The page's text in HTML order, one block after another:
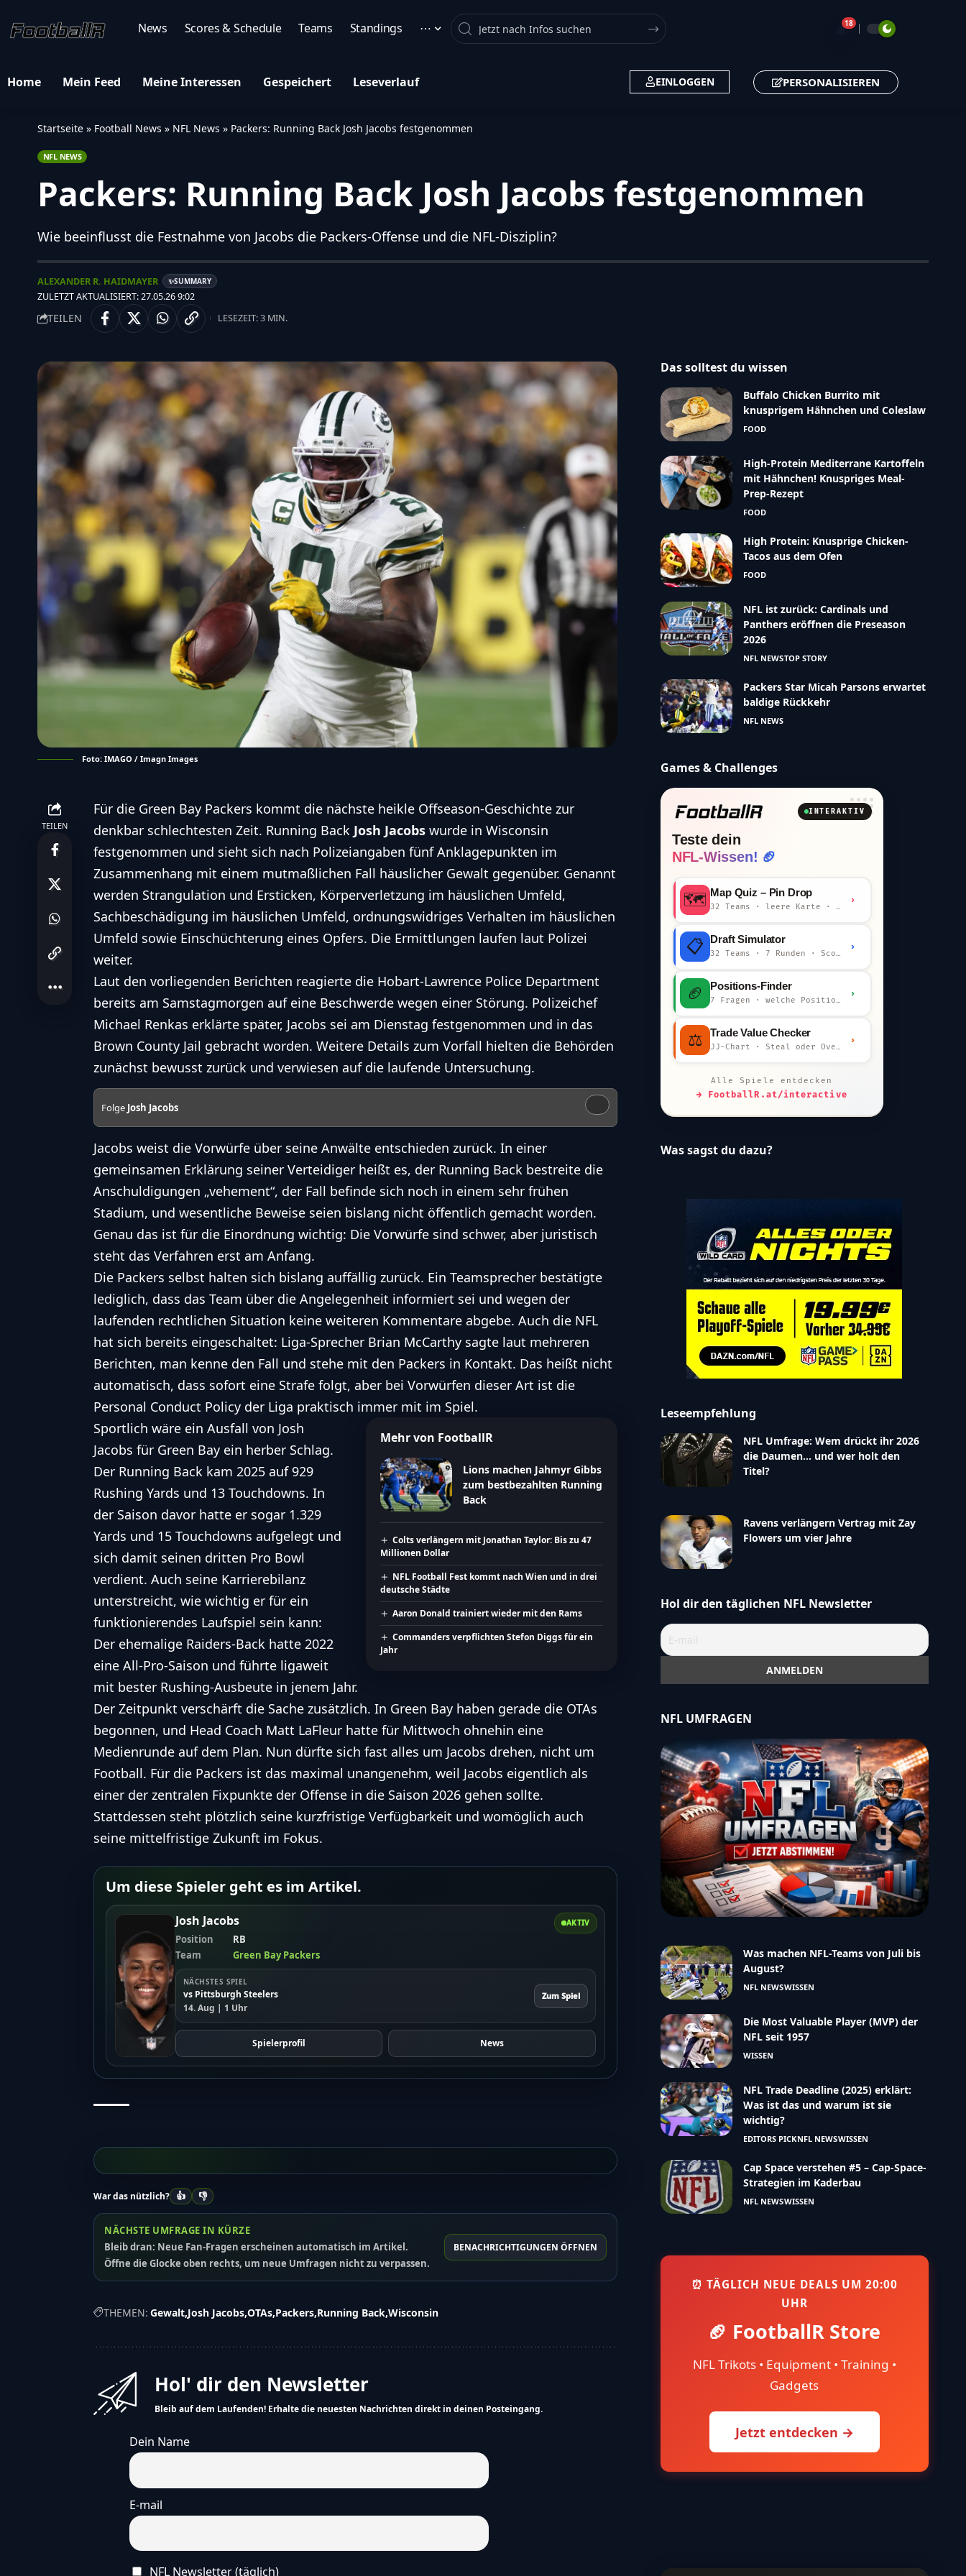
News Scores & Schedule Teams Standings ⋯ Search 🔔18
Home Mein Feed Meine Interessen Gespeichert Leseverlauf EINLOGGEN PERSONALISIEREN
Startseite » Football News » NFL News » Packers: Running Back Josh Jacobs festgenommen
NFL NEWS
Packers: Running Back Josh Jacobs festgenommen
Wie beeinflusst die Festnahme von Jacobs die Packers-Offense und die NFL-Disziplin?
ZULETZT AKTUALISIERT: 27.05.26 9:02
ALEXANDER R. HAIDMAYER ✨SUMMARY
TEILEN LESEZEIT: 3 MIN.
Foto: IMAGO / Imagn Images
TEILEN
Für die Green Bay Packers kommt die nächste heikle Offseason-Geschichte zur
denkbar schlechtesten Zeit. Running Back Josh Jacobs wurde in Wisconsin
festgenommen und sieht sich nach Polizeiangaben fünf Anklagepunkten im
Zusammenhang mit einem mutmaßlichen Fall häuslicher Gewalt gegenüber. Genannt
werden Strangulation und Ersticken, Körperverletzung im häuslichen Umfeld,
Sachbeschädigung im häuslichen Umfeld, ordnungswidriges Verhalten im häuslichen
Umfeld sowie Einschüchterung eines Opfers. Die Ermittlungen laufen laut Polizei
weiter.
Laut den vorliegenden Berichten reagierte die Hobart-Lawrence Police Department
bereits am Samstagmorgen auf eine Beschwerde wegen einer Störung. Polizeichef
Michael Renkas erklärte später, Jacobs sei am Dienstag festgenommen und in das
Brown County Jail gebracht worden. Weitere Details zum Vorfall hielten die Behörden
zunächst bewusst zurück und verwiesen auf die laufende Untersuchung.
Folge Josh Jacobs
Jacobs weist die Vorwürfe über seine Anwälte entschieden zurück. In einer
gemeinsamen Erklärung seiner Verteidiger heißt es, der Running Back bestreite die
Anschuldigungen „vehement“, der Fall befinde sich noch in einem sehr frühen
Stadium, und wesentliche Beweise seien bislang nicht öffentlich gemacht worden.
Genau das ist für die Einordnung wichtig: Die Vorwürfe sind schwer, aber juristisch
steht das Verfahren erst am Anfang.
Die Packers selbst halten sich bislang auffällig zurück. Ein Teamsprecher bestätigte
lediglich, dass das Team über die Angelegenheit informiert sei und wegen der
laufenden rechtlichen Situation keine weiteren Kommentare abgebe. Auch die NFL
hat sich bereits eingeschaltet: Liga-Sprecher Brian McCarthy sagte laut mehreren
Berichten, man kenne den Fall und stehe mit den Packers in Kontakt. Das heißt nicht
automatisch, dass sofort eine Strafe folgt, aber bei Vorwürfen dieser Art ist die
Personal Conduct Policy der Liga praktisch immer mit im Spiel.
Mehr von FootballR
Lions machen Jahmyr Gibbs
zum bestbezahlten Running
Back
Colts verlängern mit Jonathan Taylor: Bis zu 47
Millionen Dollar
NFL Football Fest kommt nach Wien und in drei
deutsche Städte
Aaron Donald trainiert wieder mit den Rams
Commanders verpflichten Stefon Diggs für ein
Jahr
Sportlich wäre ein Ausfall von Josh
Jacobs für Green Bay ein herber Schlag.
Der Running Back kam 2025 auf 929
Rushing Yards und 13 Touchdowns. In
der Saison davor hatte er sogar 1.329
Yards und 15 Touchdowns aufgelegt und
sich damit seinen dritten Pro Bowl
verdient. Auch seine Karrierebilanz
unterstreicht, wie wichtig er für ein
funktionierendes Laufspiel sein kann:
Der ehemalige Raiders-Back hatte 2022
eine All-Pro-Saison und führte ligaweit
mit bester Rushing-Ausbeute in jenem Jahr.
Der Zeitpunkt verschärft die Sache zusätzlich. In Green Bay haben gerade die OTAs
begonnen, und Head Coach Matt LaFleur hatte für Mittwoch ohnehin eine
Medienrunde auf dem Plan. Nun dürfte sich fast alles um Jacobs drehen, nicht um
Football. Für die Packers ist das maximal unangenehm, weil Jacobs eigentlich als
einer der zentralen Fixpunkte der Offense in die Saison 2026 gehen sollte.
Stattdessen steht plötzlich seine kurzfristige Verfügbarkeit und womöglich auch
seine mittelfristige Zukunft im Fokus.
Um diese Spieler geht es im Artikel.
AKTIV
Josh Jacobs
Position
RB
Team
Green Bay Packers
NÄCHSTES SPIEL
vs Pittsburgh Steelers
14. Aug | 1 Uhr
Zum Spiel
Spielerprofil News
War das nützlich? 👍 👎
NÄCHSTE UMFRAGE IN KÜRZE
Bleib dran: Neue Fan-Fragen erscheinen automatisch im Artikel.
Öffne die Glocke oben rechts, um neue Umfragen nicht zu verpassen.
BENACHRICHTIGUNGEN ÖFFNEN
THEMEN: Gewalt Josh Jacobs OTAs Packers Running Back Wisconsin
Hol' dir den Newsletter
Bleib auf dem Laufenden! Erhalte die neuesten Nachrichten direkt in deinen Posteingang.
Dein Name
E-mail
NFL Newsletter (täglich)
Das solltest du wissen
Buffalo Chicken Burrito mit
knusprigem Hähnchen und Coleslaw
FOOD
High-Protein Mediterrane Kartoffeln
mit Hähnchen! Knuspriges Meal-
Prep-Rezept
FOOD
High Protein: Knusprige Chicken-
Tacos aus dem Ofen
FOOD
NFL ist zurück: Cardinals und
Panthers eröffnen die Preseason
2026
NFL NEWSTOP STORY
Packers Star Micah Parsons erwartet
baldige Rückkehr
NFL NEWS
Games & Challenges
INTERAKTIV
Teste dein
NFL-Wissen! 🏈
🗺️ Map Quiz – Pin Drop
32 Teams · leere Karte · km-Wertung
›
📋 Draft Simulator
32 Teams · 7 Runden · Scout-Kommentar
›
🏈 Positions-Finder
7 Fragen · welche Position bist du?
›
⚖️ Trade Value Checker
JJ-Chart · Steal oder Overpay?
›
Alle Spiele entdecken
→ FootballR.at/interactive
Was sagst du dazu?
Leseempfehlung
NFL Umfrage: Wem drückt ihr 2026
die Daumen… und wer holt den
Titel?
Ravens verlängern Vertrag mit Zay
Flowers um vier Jahre
Hol dir den täglichen NFL Newsletter
NFL UMFRAGEN
Was machen NFL-Teams von Juli bis
August?
NFL NEWSWISSEN
Die Most Valuable Player (MVP) der
NFL seit 1957
WISSEN
NFL Trade Deadline (2025) erklärt:
Was ist das und warum ist sie
wichtig?
EDITORS PICKNFL NEWSWISSEN
Cap Space verstehen #5 – Cap-Space-
Strategien im Kaderbau
NFL NEWSWISSEN
⏰ TÄGLICH NEUE DEALS UM 20:00
UHR
🏈 FootballR Store
NFL Trikots • Equipment • Training •
Gadgets
Jetzt entdecken →